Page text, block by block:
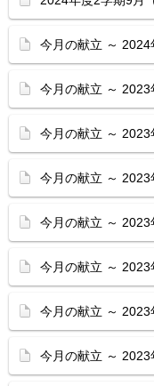
今月の献立 ～ 2024
今月の献立 ～ 2023
今月の献立 ～ 2023
今月の献立 ～ 2023
今月の献立 ～ 2023
今月の献立 ～ 2023
今月の献立 ～ 2023
今月の献立 ～ 2023